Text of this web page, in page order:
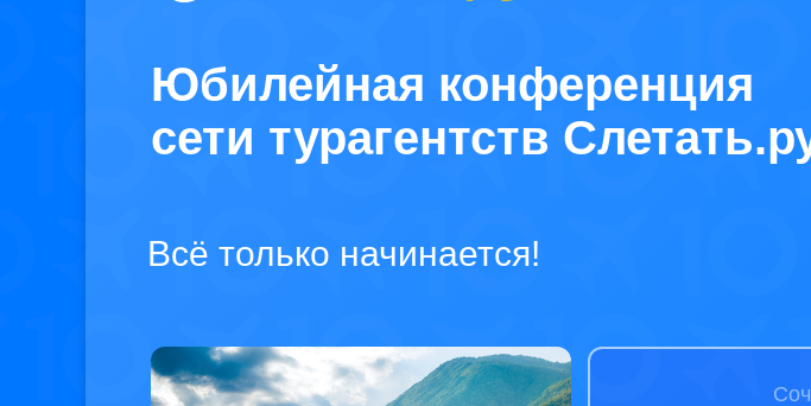
Юбилейная конференция
сети турагентств
Всё только начинается!